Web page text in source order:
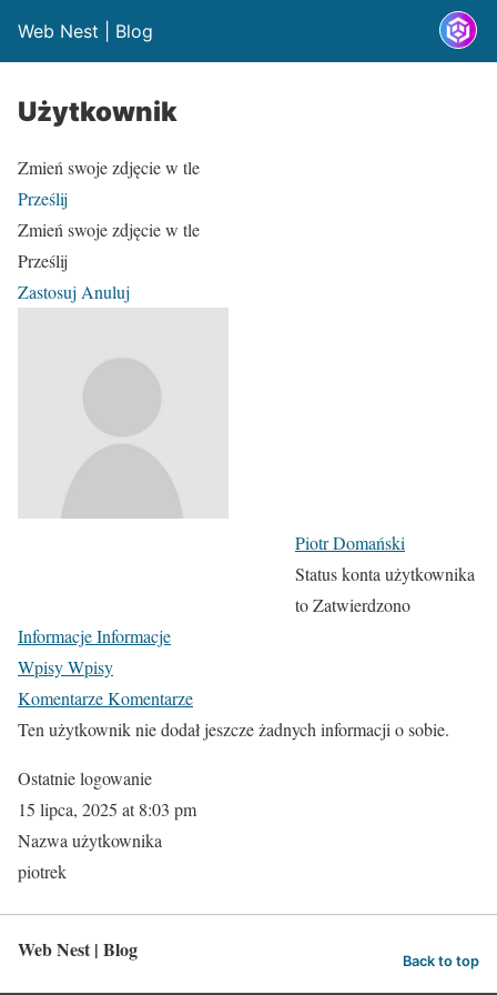
Web Nest | Blog
Użytkownik
Zmień swoje zdjęcie w tle
Prześlij
Zmień swoje zdjęcie w tle
Prześlij
Zastosuj Anuluj
Piotr Domański
Status konta użytkownika
to Zatwierdzono
InformacjeInformacje
WpisyWpisy
KomentarzeKomentarze
Ten użytkownik nie dodał jeszcze żadnych informacji o sobie.
Ostatnie logowanie
15 lipca, 2025 at 8:03 pm
Nazwa użytkownika
piotrek
Web Nest | Blog Back to top